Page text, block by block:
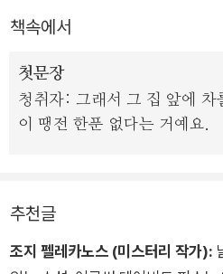
이야기를 통해 요크셔 리퍼 사건을
선보인다.
시리즈의 모티프가 된 ‘요크셔 리
을 쫓는 언론 등 그 주변의 이야기를
책속에서
첫문장
청취자: 그래서 그 집 앞에 차
이 땡전 한푼 없다는 거예요.
추천글
조지 펠레카노스 (미스터리 작가):